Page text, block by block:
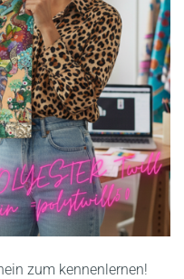
zum kennenlernen!